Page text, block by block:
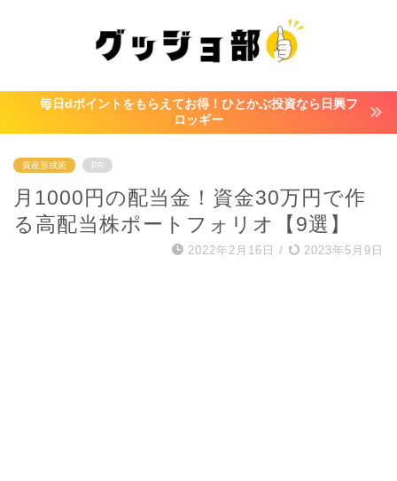
毎日dポイントをもらえてお得！ひとかぶ投資なら日興フ
ロッギー
資産形成術 PR
月1000円の配当金！資金30万円で作
る高配当株ポートフォリオ【9選】
2022年2月16日 / 2023年5月9日